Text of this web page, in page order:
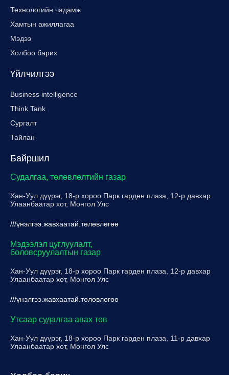
Технологийн чадамж
Хамтын ажиллагаа
Мэдээ
Холбоо барих
Үйлчилгээ
Business intelligence
Think Tank
Сургалт
Тайлан
Байршил
Судалгаа, төлөвлөлтийн газар
Хан-Уул дүүрэг, 18-р хороо Парк гарден плаза, 12-р давхар
Улаанбаатар хот, Монгол Улс
///үнэлгээ.жавхаатай.төлөвлөгөө
Мэдээлэл цуглуулалт,
боловсруулалтын газар
Хан-Уул дүүрэг, 18-р хороо Парк гарден плаза, 12-р давхар
Улаанбаатар хот, Монгол Улс
///үнэлгээ.жавхаатай.төлөвлөгөө
Утсаар судалгаа авах төв
Хан-Уул дүүрэг, 18-р хороо Парк гарден плаза, 11-р давхар
Улаанбаатар хот, Монгол Улс